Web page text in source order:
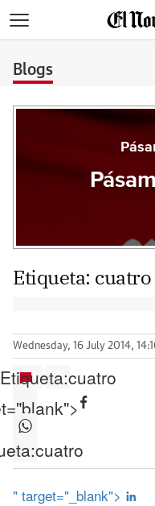
Blogs
Etiqueta: cuatro
Wednesday, 16 July 2014,
Etiqueta:cuatro
cuatro
" target="_blank">